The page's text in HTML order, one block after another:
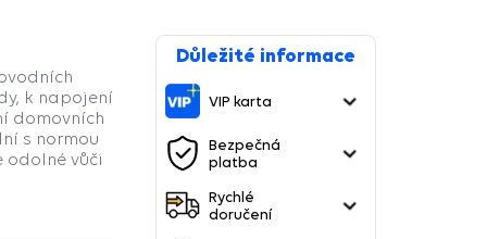
k napojení
domovních
s normou
odolné vůči
Důležité informace
VIP karta
Bezpečná
platba
Rychlé
doručení